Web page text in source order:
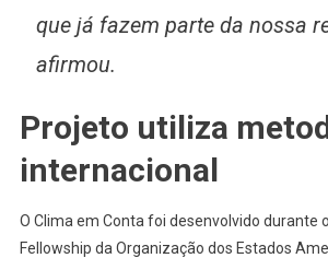
que já fazem parte da nossa
afirmou.
Projeto utiliza
internacional
O Clima em Conta foi desenvolvido durante
Fellowship da Organização dos Estados